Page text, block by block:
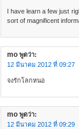
I have learn a few just
sort of magnificent
mo พูดว่า:
12 มีนาคม 2012 ที่ 09:27
จงรักโลกหนอ
mo พูดว่า:
12 มีนาคม 2012 ที่ 09:29